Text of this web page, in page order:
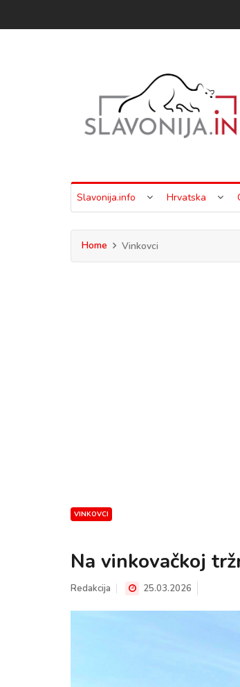
Slavonija.info Hrvatska
Home Vinkovci
VINKOVCI
Na vinkovačkoj
Redakcija 25.03.2026